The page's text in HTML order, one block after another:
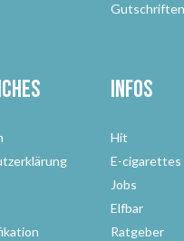
Gutschriften
Infos
Hit
E-cigarettes
Jobs
Elfbar
Ratgeber